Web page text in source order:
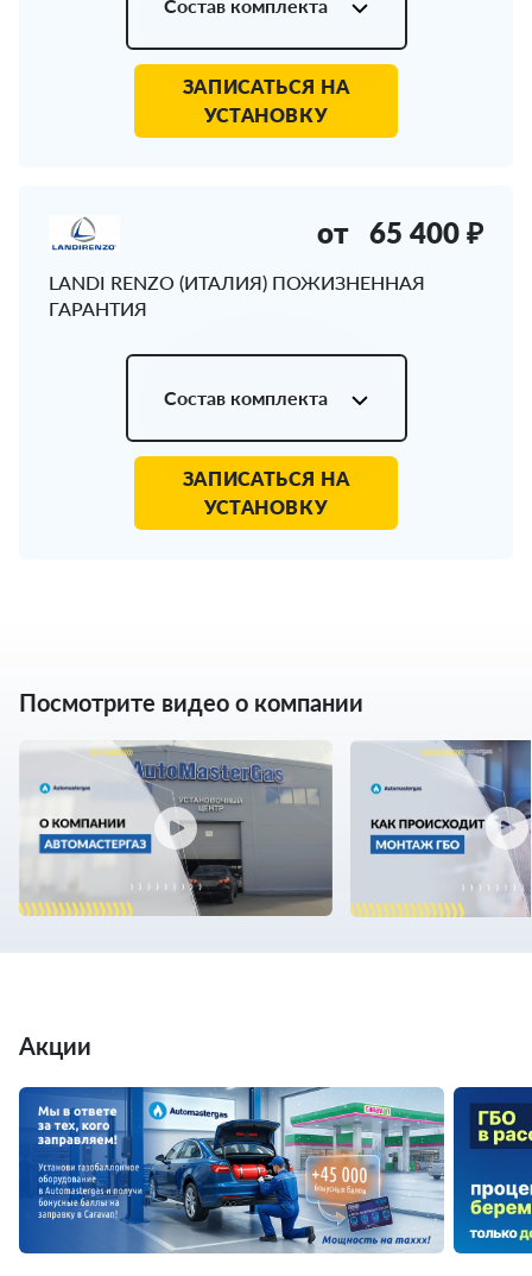
Состав комплекта
ЗАПИСАТЬСЯ НА
УСТАНОВКУ
LANDI RENZO (ИТАЛИЯ) ПОЖИЗНЕННАЯ
ГАРАНТИЯ
от 65 400 ₽
Состав комплекта
ЗАПИСАТЬСЯ НА
УСТАНОВКУ
Посмотрите видео о компании
Акции